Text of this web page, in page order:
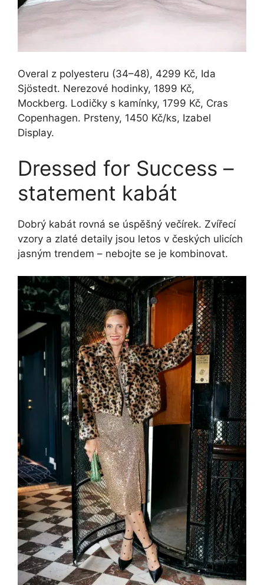
Overal z polyesteru (34–48), 4299 Kč, Ida
Sjöstedt. Nerezové hodinky, 1899 Kč,
Mockberg. Lodičky s kamínky, 1799 Kč, Cras
Copenhagen. Prsteny, 1450 Kč/ks, Izabel
Display.
Dressed for Success –
statement kabát
Dobrý kabát rovná se úspěšný večírek. Zvířecí
vzory a zlaté detaily jsou letos v českých ulicích
jasným trendem – nebojte se je kombinovat.